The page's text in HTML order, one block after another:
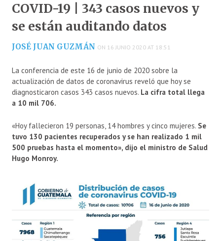
COVID-19 | 343 casos nuevos y
se están auditando datos
JOSÉ JUAN GUZMÁN ON 16 JUNIO 2020 AT 18:51
La conferencia de este 16 de junio de 2020 sobre la
actualización de datos de coronavirus reveló que hoy se
diagnosticaron casos 343 casos nuevos. La cifra total llega
a 10 mil 706.
«Hoy fallecieron 19 personas, 14 hombres y cinco mujeres. Se
tuvo 130 pacientes recuperados y se han realizado 1 mil
500 pruebas hasta el momento», dijo el ministro de Salud
Hugo Monroy.